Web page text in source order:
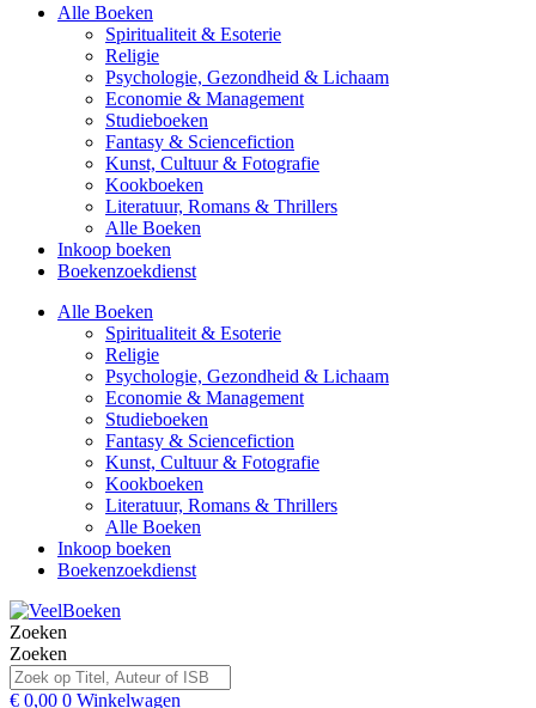
Alle Boeken
Spiritualiteit & Esoterie
Religie
Psychologie, Gezondheid & Lichaam
Economie & Management
Studieboeken
Fantasy & Sciencefiction
Kunst, Cultuur & Fotografie
Kookboeken
Literatuur, Romans & Thrillers
Alle Boeken
Inkoop boeken
Boekenzoekdienst
Alle Boeken
Spiritualiteit & Esoterie
Religie
Psychologie, Gezondheid & Lichaam
Economie & Management
Studieboeken
Fantasy & Sciencefiction
Kunst, Cultuur & Fotografie
Kookboeken
Literatuur, Romans & Thrillers
Alle Boeken
Inkoop boeken
Boekenzoekdienst
Zoeken
Zoeken
€ 0,00 0 Winkelwagen